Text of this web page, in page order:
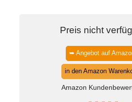
Preis nicht
➥ Angebot auf
in den Amazon
Amazon